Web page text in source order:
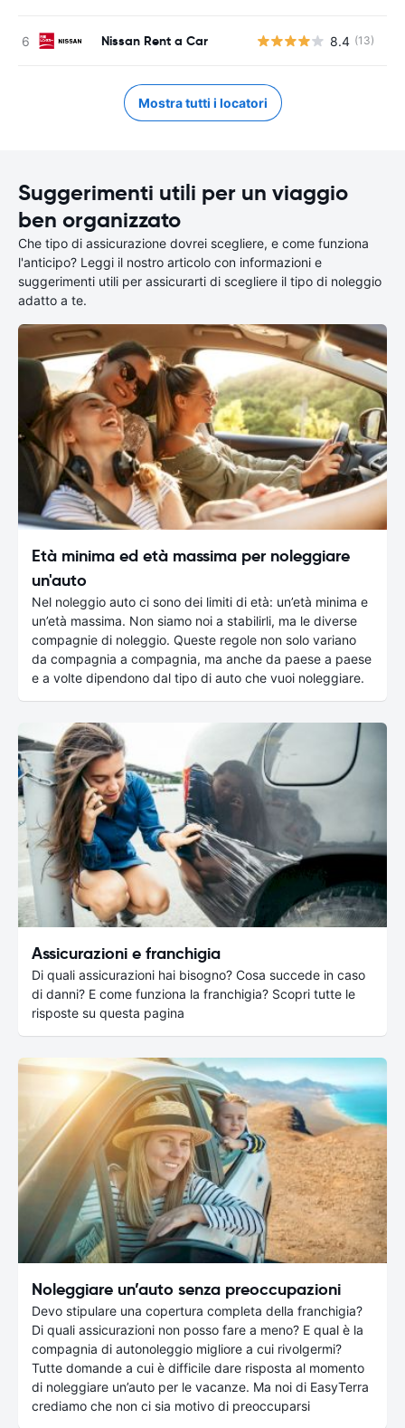
Nissan Rent a Car 8.4 (13)
Mostra tutti i locatori
Suggerimenti utili per un viaggio
ben organizzato
Che tipo di assicurazione dovrei scegliere, e come funziona
l'anticipo? Leggi il nostro articolo con informazioni e
suggerimenti utili per assicurarti di scegliere il tipo di noleggio
adatto a te.
Età minima ed età massima per noleggiare
un'auto
Nel noleggio auto ci sono dei limiti di età: un’età minima e
un’età massima. Non siamo noi a stabilirli, ma le diverse
compagnie di noleggio. Queste regole non solo variano
da compagnia a compagnia, ma anche da paese a paese
e a volte dipendono dal tipo di auto che vuoi noleggiare.
Assicurazioni e franchigia
Di quali assicurazioni hai bisogno? Cosa succede in caso
di danni? E come funziona la franchigia? Scopri tutte le
risposte su questa pagina
Noleggiare un’auto senza preoccupazioni
Devo stipulare una copertura completa della franchigia?
Di quali assicurazioni non posso fare a meno? E qual è la
compagnia di autonoleggio migliore a cui rivolgermi?
Tutte domande a cui è difficile dare risposta al momento
di noleggiare un’auto per le vacanze. Ma noi di EasyTerra
crediamo che non ci sia motivo di preoccuparsi